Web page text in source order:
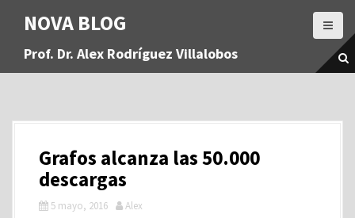
a
NOVA BLOG
Prof. Dr. Alex Rodríguez Villalobos
Grafos alcanza las 50.000
descargas
5 mayo, 2016 Alex